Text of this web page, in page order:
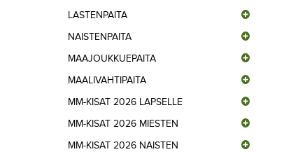
LASTENPAITA
NAISTENPAITA
MAAJOUKKUEPAITA
MAALIVAHTIPAITA
MM-KISAT 2026 LAPSELLE
MM-KISAT 2026 MIESTEN
MM-KISAT 2026 NAISTEN